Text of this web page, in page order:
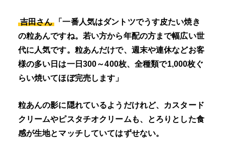
吉田さん
「一番人気はダントツでうす皮たい焼き
の粒あんですね。若い方から年配の方まで幅広い世
代に人気です。粒あんだけで、週末や連休などお客
様の多い日は一日300～400枚、全種類で1,000枚ぐ
らい焼いてほぼ完売します」
粒あんの影に隠れているようだけれど、カスタード
クリームやピスタチオクリームも、とろりとした食
感が生地とマッチしていてはずせない。